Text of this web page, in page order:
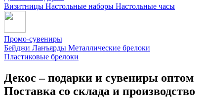
Визитницы Настольные наборы Настольные часы
Промо-сувениры
Бейджи Ланъярды Металлические брелоки
Пластиковые брелоки
Декос – подарки и сувениры оптом
Поставка со склада и производство